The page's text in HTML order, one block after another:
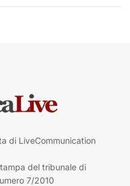
di LiveCommunication
del tribunale di
7/2010